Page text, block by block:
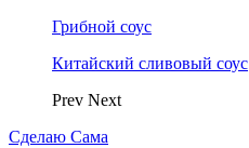
Грибной соус
Китайский сливовый соус
Prev Next
Сделаю Сама